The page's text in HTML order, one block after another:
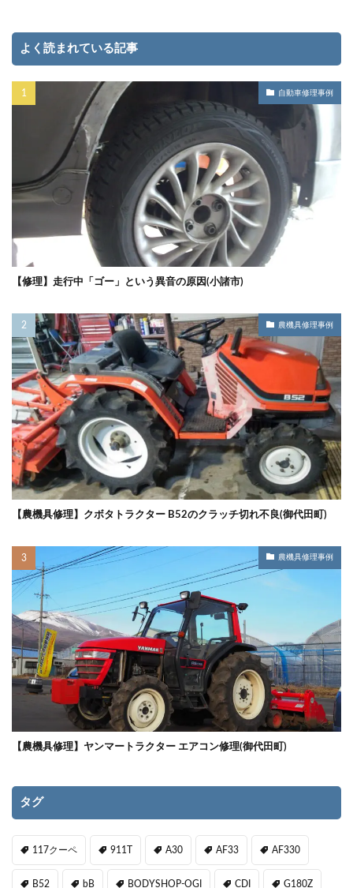
よく読まれている記事
自動車修理事例
【修理】走行中「ゴー」という異音の原因(小諸市)
農機具修理事例
【農機具修理】クボタトラクター B52のクラッチ切れ不良(御代田町)
農機具修理事例
【農機具修理】ヤンマートラクター エアコン修理(御代田町)
タグ
117クーペ 911T A30 AF33 AF330
B52 bB BODYSHOP-OGI CDI G180Z